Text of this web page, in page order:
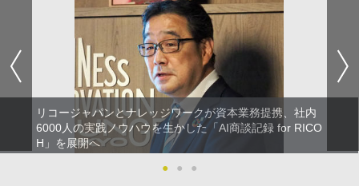
リコージャパンとナレッジワークが資本業務提携、社内
6000人の実践ノウハウを生かした「AI商談記録 for RICO
H」を展開へ
●
● ●